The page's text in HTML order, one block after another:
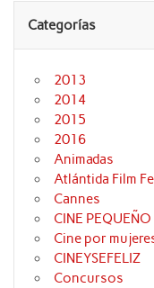
Categorías
2013
2014
2015
2016
Animadas
Atlántida Film
Cannes
CINE PEQUEÑO
Cine por
CINEYSEFELIZ
Concursos